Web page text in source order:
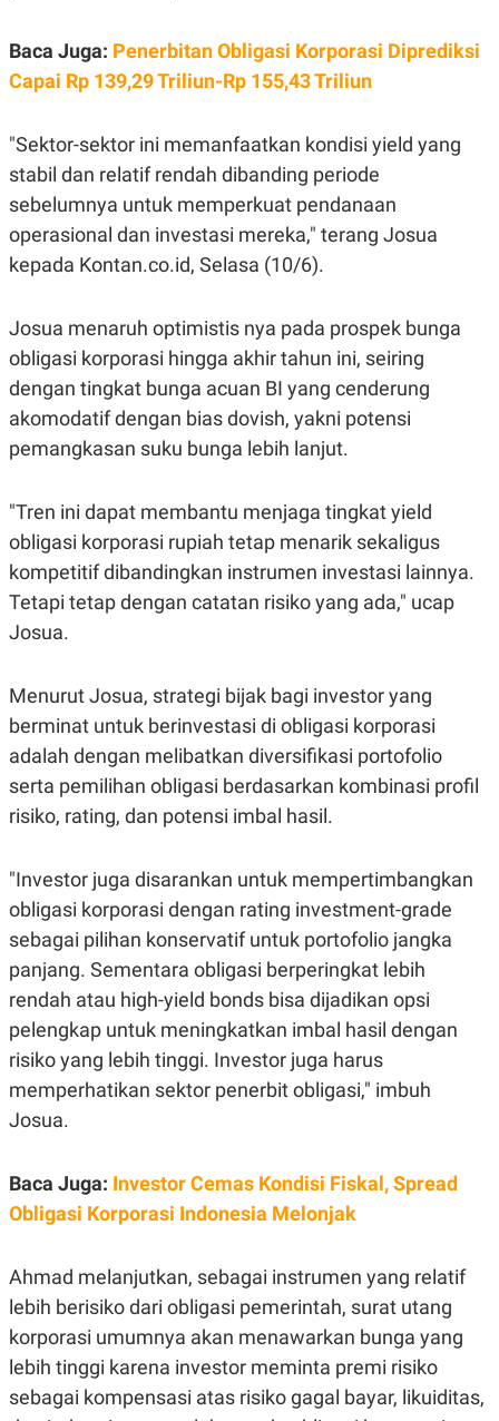
K
M
I
.
D
USE
PEDOMAN
PEMBERITAAN
SIBER
PRIVACY
Baca Juga: Penerbitan Obligasi Korporasi Diprediksi
Capai Rp 139,29 Triliun-Rp 155,43 Triliun
"Sektor-sektor ini memanfaatkan kondisi yield yang
stabil dan relatif rendah dibanding periode
sebelumnya untuk memperkuat pendanaan
operasional dan investasi mereka," terang Josua
kepada Kontan.co.id, Selasa (10/6).
Josua menaruh optimistis nya pada prospek bunga
obligasi korporasi hingga akhir tahun ini, seiring
dengan tingkat bunga acuan BI yang cenderung
akomodatif dengan bias dovish, yakni potensi
pemangkasan suku bunga lebih lanjut.
"Tren ini dapat membantu menjaga tingkat yield
obligasi korporasi rupiah tetap menarik sekaligus
kompetitif dibandingkan instrumen investasi lainnya.
Tetapi tetap dengan catatan risiko yang ada," ucap
Josua.
Menurut Josua, strategi bijak bagi investor yang
berminat untuk berinvestasi di obligasi korporasi
adalah dengan melibatkan diversifikasi portofolio
serta pemilihan obligasi berdasarkan kombinasi profil
risiko, rating, dan potensi imbal hasil.
"Investor juga disarankan untuk mempertimbangkan
obligasi korporasi dengan rating investment-grade
sebagai pilihan konservatif untuk portofolio jangka
panjang. Sementara obligasi berperingkat lebih
rendah atau high-yield bonds bisa dijadikan opsi
pelengkap untuk meningkatkan imbal hasil dengan
risiko yang lebih tinggi. Investor juga harus
memperhatikan sektor penerbit obligasi," imbuh
Josua.
Baca Juga: Investor Cemas Kondisi Fiskal, Spread
Obligasi Korporasi Indonesia Melonjak
Ahmad melanjutkan, sebagai instrumen yang relatif
lebih berisiko dari obligasi pemerintah, surat utang
korporasi umumnya akan menawarkan bunga yang
lebih tinggi karena investor meminta premi risiko
sebagai kompensasi atas risiko gagal bayar, likuiditas,